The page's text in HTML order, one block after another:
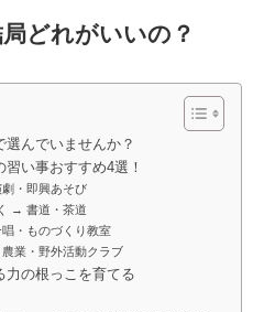
どれがいいの？
んでいませんか？
い事おすすめ4選！
・即興あそび
→ 書道・茶道
・ものづくり教室
業・野外活動クラブ
力の根っこを育てる